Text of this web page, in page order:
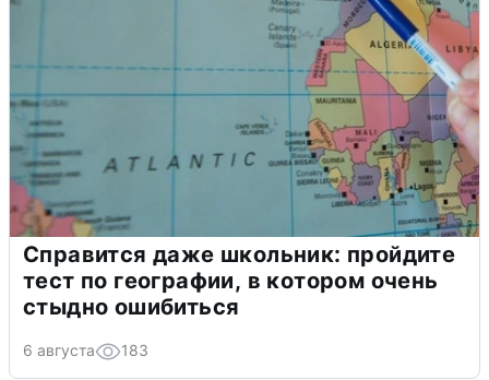
Справится даже школьник: пройдите
тест по географии, в котором очень
стыдно ошибиться
6 августа 183